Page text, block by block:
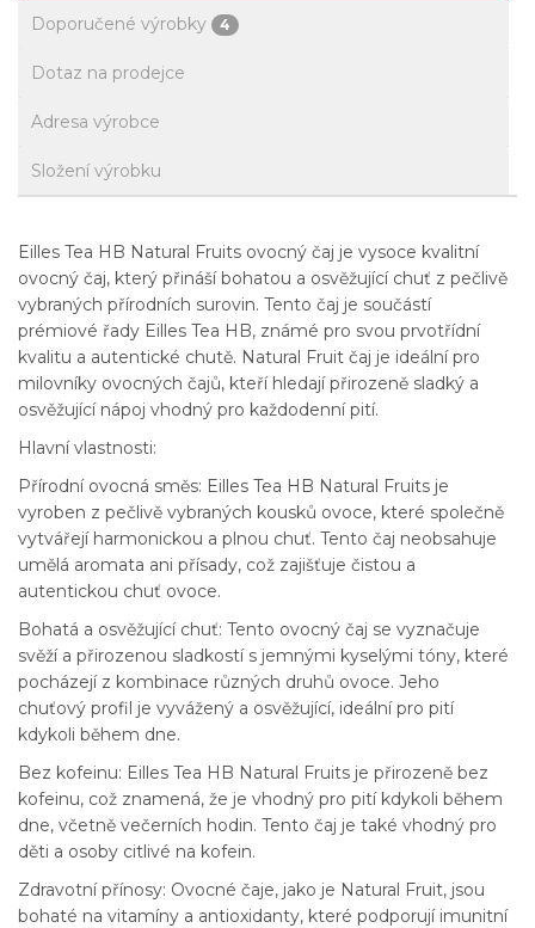
Doporučené výrobky 4
Dotaz na prodejce
Adresa výrobce
Složení výrobku
Eilles Tea HB Natural Fruits ovocný čaj je vysoce kvalitní
ovocný čaj, který přináší bohatou a osvěžující chuť z pečlivě
vybraných přírodních surovin. Tento čaj je součástí
prémiové řady Eilles Tea HB, známé pro svou prvotřídní
kvalitu a autentické chutě. Natural Fruit čaj je ideální pro
milovníky ovocných čajů, kteří hledají přirozeně sladký a
osvěžující nápoj vhodný pro každodenní pití.
Hlavní vlastnosti:
Přírodní ovocná směs: Eilles Tea HB Natural Fruits je
vyroben z pečlivě vybraných kousků ovoce, které společně
vytvářejí harmonickou a plnou chuť. Tento čaj neobsahuje
umělá aromata ani přísady, což zajišťuje čistou a
autentickou chuť ovoce.
Bohatá a osvěžující chuť: Tento ovocný čaj se vyznačuje
svěží a přirozenou sladkostí s jemnými kyselými tóny, které
pocházejí z kombinace různých druhů ovoce. Jeho
chuťový profil je vyvážený a osvěžující, ideální pro pití
kdykoli během dne.
Bez kofeinu: Eilles Tea HB Natural Fruits je přirozeně bez
kofeinu, což znamená, že je vhodný pro pití kdykoli během
dne, včetně večerních hodin. Tento čaj je také vhodný pro
děti a osoby citlivé na kofein.
Zdravotní přínosy: Ovocné čaje, jako je Natural Fruit, jsou
bohaté na vitamíny a antioxidanty, které podporují imunitní